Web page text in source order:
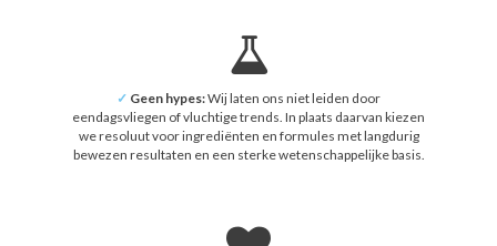
✓ Geen hypes:Wij laten ons niet leiden door
eendagsvliegen of vluchtige trends. In plaats daarvan kiezen
we resoluut voor ingrediënten en formules met langdurig
bewezen resultaten en een sterke wetenschappelijke basis.